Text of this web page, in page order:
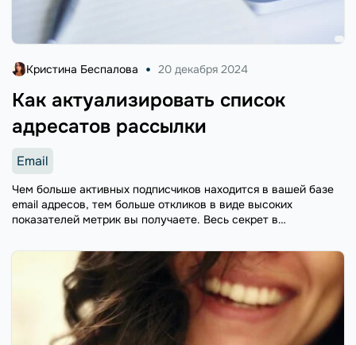
Как актуализировать список
адресатов рассылки
Кристина Беспалова 20 декабря 2024
Email
Чем больше активных подписчиков находится в вашей базе
email адресов, тем больше откликов в виде высоких
показателей метрик вы получаете. Весь секрет в
адресаты были заинтересованы получать от вас
информацию, ...